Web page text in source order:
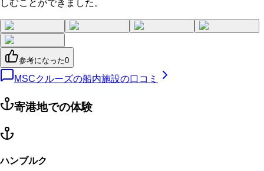
しむことができました。
参考になった0
MSCクルーズの船内施設の口コミ
寄港地での体験
ハンブルク